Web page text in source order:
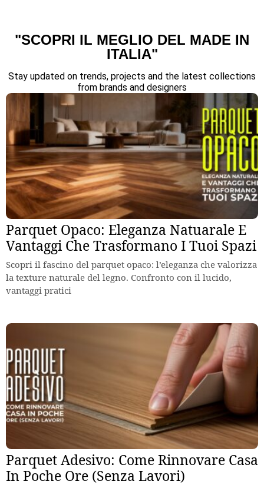
"SCOPRI IL MEGLIO DEL MADE IN
ITALIA"
Stay updated on trends, projects and the latest collections
from brands and designers
Parquet Opaco: Eleganza Natuarale E
Vantaggi Che Trasformano I Tuoi Spazi
Scopri il fascino del parquet opaco: l’eleganza che valorizza
la texture naturale del legno. Confronto con il lucido,
vantaggi pratici
Parquet Adesivo: Come Rinnovare Casa
In Poche Ore (Senza Lavori)